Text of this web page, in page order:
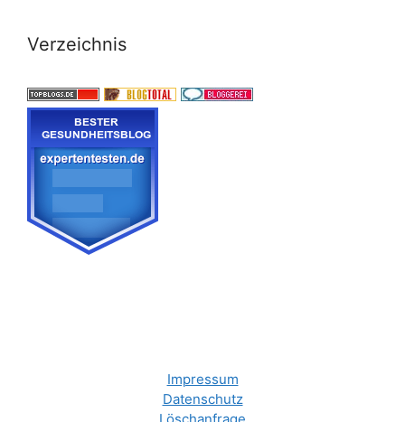
Verzeichnis
Impressum
Datenschutz